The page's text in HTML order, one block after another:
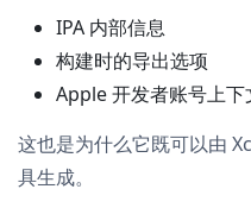
IPA 内部信息
构建时的导出选项
Apple 开发者账号上下
这也是为什么它既可以由
具生成。